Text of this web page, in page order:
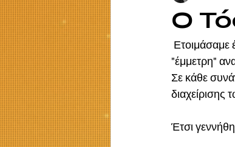
O
"έμμετρη"
Σε κάθε
διαχείρισης
Έτσι